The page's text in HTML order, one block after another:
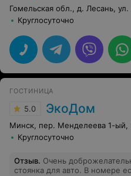
Гомельская обл., д. Лесань, ул.
Круглосуточно
ГОСТИНИЦА
5.0 ЭкоДом
Минск, пер. Менделеева 1-ый,
Круглосуточно
Отзыв. Очень
стоянка для авто. В номере